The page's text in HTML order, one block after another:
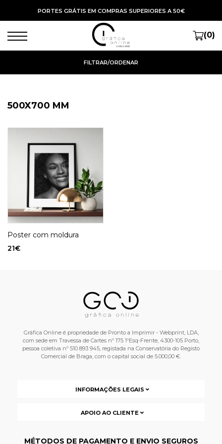
PORTES GRÁTIS EM COMPRAS SUPERIORES A 50€
(0)
FILTRAR/ORDENAR
500X700 MM
Poster com moldura
21€
Gráfica Online é propriedade de Pronto a Imprimir - Webprint, LDA,
com sede em Travessa de Cartes nº 175 1ºEsq-Frente, 4300-105 Porto,
pessoa coletiva nº 510 893 945, registada na Conservatória do Registo
Comercial de Braga, com o capital social de 5.000,00 €.
INFORMAÇÕES LEGAIS
APOIO AO CLIENTE
MÉTODOS DE PAGAMENTO E ENVIO SEGUROS